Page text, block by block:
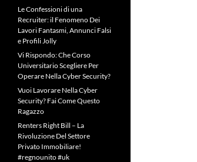
Le Confessioni di una
Recruiter: il Fenomeno Dei
Lavori Fantasmi, Annunci Falsi
e Profili Jolly
Vi Rispondo: Che Corso
Universitario Scegliere Per
Operare Nella Cyber Security?
Vuoi Lavorare Nella Cyber
Security? Fai Come Questo
Ragazzo
Renters Right Bill – La
Rivoluzione Del Settore
Privato Immobiliare!
#regnounito #uk